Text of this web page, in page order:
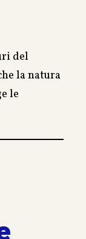
del
la natura
le